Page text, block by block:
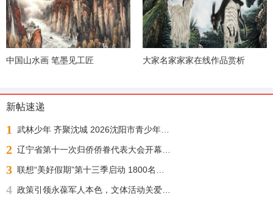
中国山水画 笔墨见工匠 大家名家家家在线作品赏析
新帖速递
1
2
3
4